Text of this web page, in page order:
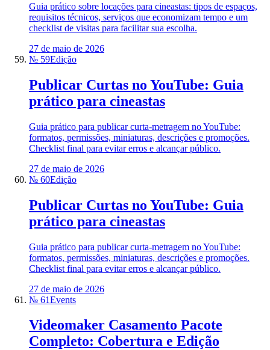
Guia prático sobre locações para cineastas: tipos de espaços,
requisitos técnicos, serviços que economizam tempo e um
checklist de visitas para facilitar sua escolha.
27 de maio de 2026
№ 59Edição
Publicar Curtas no YouTube: Guia
prático para cineastas
Guia prático para publicar curta-metragem no YouTube:
formatos, permissões, miniaturas, descrições e promoções.
Checklist final para evitar erros e alcançar público.
27 de maio de 2026
№ 60Edição
Publicar Curtas no YouTube: Guia
prático para cineastas
Guia prático para publicar curta-metragem no YouTube:
formatos, permissões, miniaturas, descrições e promoções.
Checklist final para evitar erros e alcançar público.
27 de maio de 2026
№ 61Events
Videomaker Casamento Pacote
Completo: Cobertura e Edição